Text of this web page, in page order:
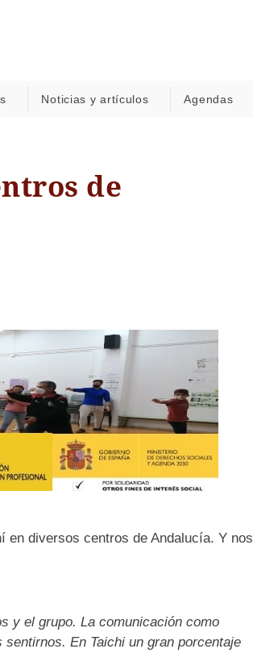
Noticias y artículos Agendas
de
en diversos centros de Andalucía. Y nos
y el grupo. La comunicación como
En Taichi un gran porcentaje